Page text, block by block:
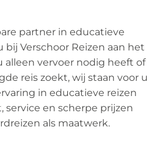
partner in educatieve
bij Verschoor Reizen aan het
alleen vervoer nodig heeft of
reis zoekt, wij staan voor u
in educatieve reizen
service en scherpe prijzen
als maatwerk.